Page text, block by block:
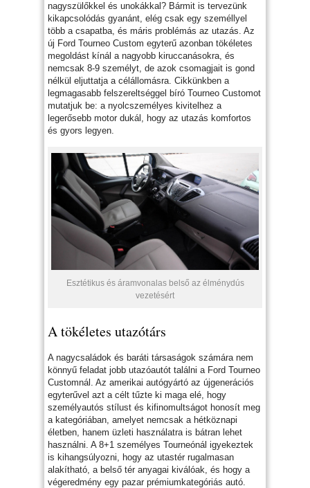
nagyszülőkkel és unokákkal? Bármit is tervezünk
kikapcsolódás gyanánt, elég csak egy személlyel
több a csapatba, és máris problémás az utazás. Az
új Ford Tourneo Custom egyterű azonban tökéletes
megoldást kínál a nagyobb kiruccanásokra, és
nemcsak 8-9 személyt, de azok csomagjait is gond
nélkül eljuttatja a célállomásra. Cikkünkben a
legmagasabb felszereltséggel bíró Tourneo Customot
mutatjuk be: a nyolcszemélyes kivitelhez a
legerősebb motor dukál, hogy az utazás komfortos
és gyors legyen.
Esztétikus és áramvonalas belső az élménydús
vezetésért
A tökéletes utazótárs
A nagycsaládok és baráti társaságok számára nem
könnyű feladat jobb utazóautót találni a Ford Tourneo
Customnál. Az amerikai autógyártó az újgenerációs
egyterűvel azt a célt tűzte ki maga elé, hogy
személyautós stílust és kifinomultságot honosít meg
a kategóriában, amelyet nemcsak a hétköznapi
életben, hanem üzleti használatra is bátran lehet
használni. A 8+1 személyes Tourneónál igyekeztek
is kihangsúlyozni, hogy az utastér rugalmasan
alakítható, a belső tér anyagai kiválóak, és hogy a
végeredmény egy pazar prémiumkategóriás autó.